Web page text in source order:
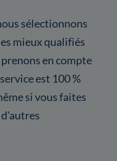
sélectionnons
mieux qualifiés
en compte
est 100 %
si vous faites